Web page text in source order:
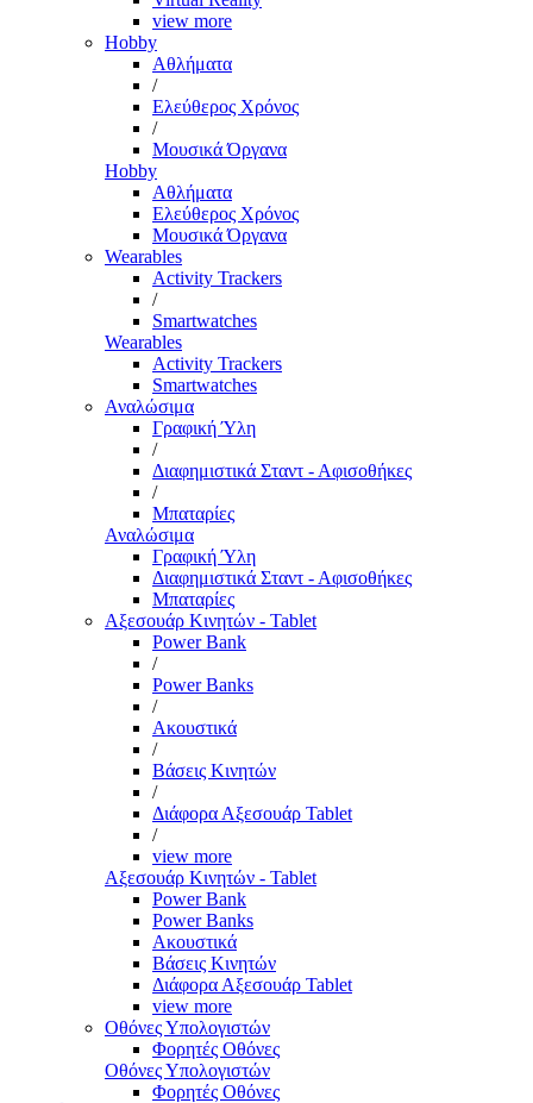
view more
Hobby
Αθλήματα
/
Ελεύθερος Χρόνος
/
Μουσικά Όργανα
Hobby
Αθλήματα
Ελεύθερος Χρόνος
Μουσικά Όργανα
Wearables
Activity Trackers
/
Smartwatches
Wearables
Activity Trackers
Smartwatches
Αναλώσιμα
Γραφική Ύλη
/
Διαφημιστικά Σταντ - Αφισοθήκες
/
Μπαταρίες
Αναλώσιμα
Γραφική Ύλη
Διαφημιστικά Σταντ - Αφισοθήκες
Μπαταρίες
Αξεσουάρ Κινητών - Tablet
Power Bank
/
Power Banks
/
Ακουστικά
/
Βάσεις Κινητών
/
Διάφορα Αξεσουάρ Tablet
/
view more
Αξεσουάρ Κινητών - Tablet
Power Bank
Power Banks
Ακουστικά
Βάσεις Κινητών
Διάφορα Αξεσουάρ Tablet
view more
Οθόνες Υπολογιστών
Φορητές Οθόνες
Οθόνες Υπολογιστών
Φορητές Οθόνες